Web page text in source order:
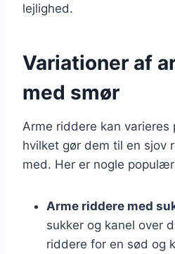
lejlighed.
Variationer af
med smør
Arme riddere kan varieres
hvilket gør dem til en sjov
med. Her er nogle
Arme riddere med
sukker og kanel over
riddere for en sød og